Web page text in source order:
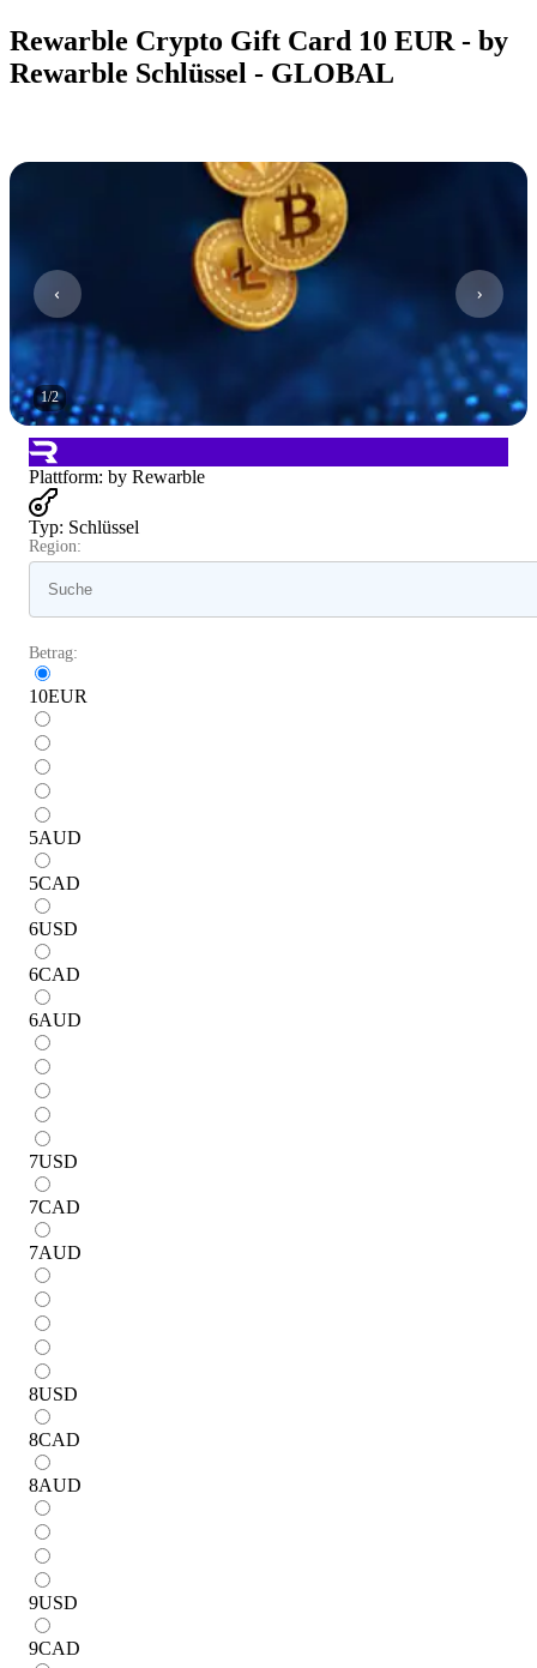
Rewarble Crypto Gift Card 10 EUR - by
Rewarble Schlüssel - GLOBAL
1/2
Plattform: by Rewarble
Typ: Schlüssel
Region:
Betrag:
10EUR
5AUD
5CAD
6USD
6CAD
6AUD
7USD
7CAD
7AUD
8USD
8CAD
8AUD
9USD
9CAD